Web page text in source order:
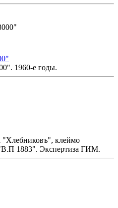
1960-е годы.
"Хлебниковъ", клеймо
1883". Экспертиза ГИМ.